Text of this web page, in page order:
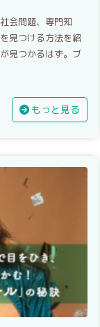
会問題、専門知
見つける方法を紹
見つかるはず。ブ
もっと見る